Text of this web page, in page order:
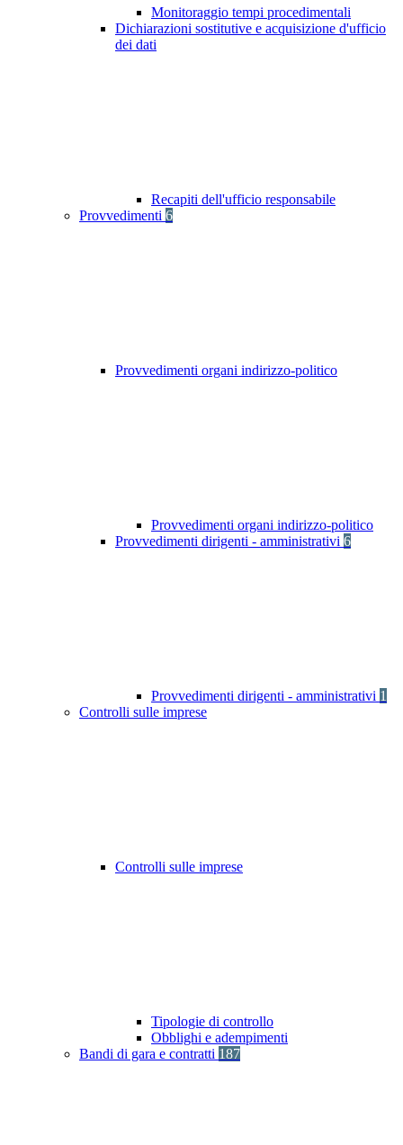
Monitoraggio tempi procedimentali
Dichiarazioni sostitutive e acquisizione d'ufficio
dei dati
Recapiti dell'ufficio responsabile
Provvedimenti 6
Provvedimenti organi indirizzo-politico
Provvedimenti organi indirizzo-politico
Provvedimenti dirigenti - amministrativi 6
Provvedimenti dirigenti - amministrativi 1
Controlli sulle imprese
Controlli sulle imprese
Tipologie di controllo
Obblighi e adempimenti
Bandi di gara e contratti 187